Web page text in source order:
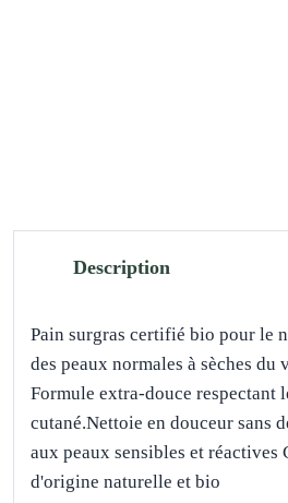
Description
Pain surgras certifié bio pour le
des peaux normales à sèches du
Formule extra-douce
cutané.Nettoie en douceur sans
aux peaux sensibles et réactives
d'origine naturelle et bio